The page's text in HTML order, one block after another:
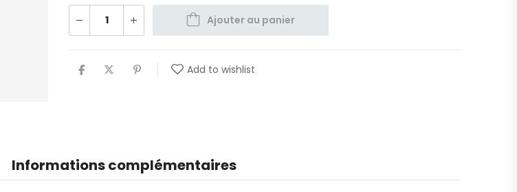
Ajouter au panier
Add to wishlist
Informations complémentaires